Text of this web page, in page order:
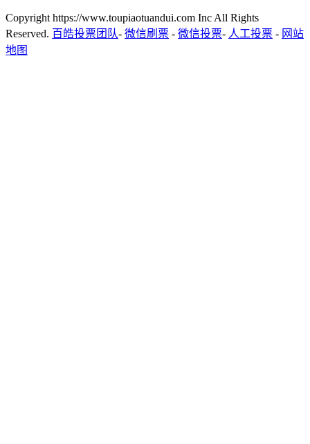
Copyright https://www.toupiaotuandui.com Inc All Rights
Reserved. 百皓投票团队- 微信刷票 - 微信投票- 人工投票 - 网站
地图